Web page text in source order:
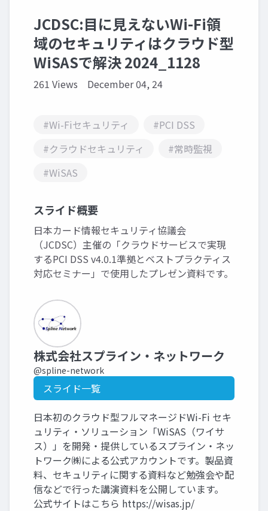
JCDSC:目に見えないWi-Fi領
域のセキュリティはクラウド型
WiSASで解決 2024_1128
261 Views December 04, 24
#Wi-Fiセキュリティ
#PCI DSS
#クラウドセキュリティ
#常時監視
#WiSAS
スライド概要
日本カード情報セキュリティ協議会
（JCDSC）主催の「クラウドサービスで実現
するPCI DSS v4.0.1準拠とベストプラクティス
対応セミナー」で使用したプレゼン資料です。
株式会社スプライン・ネットワーク
@spline-network
スライド一覧
日本初のクラウド型フルマネージドWi-Fi セキ
ュリティ・ソリューション「WiSAS（ワイサ
ス）」を開発・提供しているスプライン・ネッ
トワーク㈱による公式アカウントです。製品資
料、セキュリティに関する資料など勉強会や配
信などで行った講演資料を公開しています。
公式サイトはこちら https://wisas.jp/